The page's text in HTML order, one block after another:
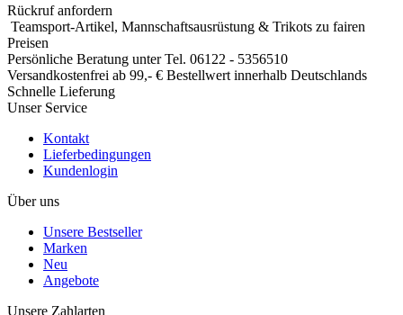
Impressum
Datenschutz
AGB
Widerrufsformular
Vertrag widerrufen
** Gilt für Lieferungen nach Deutschland. Lieferzeiten für andere
hier.